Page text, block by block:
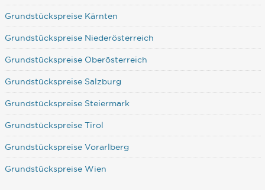
Grundstückspreise Kärnten
Grundstückspreise Niederösterreich
Grundstückspreise Oberösterreich
Grundstückspreise Salzburg
Grundstückspreise Steiermark
Grundstückspreise Tirol
Grundstückspreise Vorarlberg
Grundstückspreise Wien